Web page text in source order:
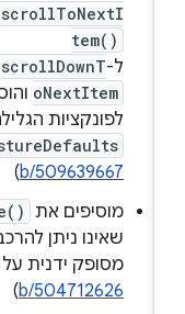
tem()
oNextItem
לפונקציות הגלילה
b/509639667
)
מוסיפים את
שאינו ניתן
מסופק ידנית על
b/504712626
)